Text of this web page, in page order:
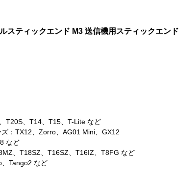
スティックエンド M3 送信機用スティックエンド
T20S、T14、T15、T-Lite など
：TX12、Zorro、AG01 Mini、GX12
など
、T18SZ、T16SZ、T16IZ、T8FG など
Tango2 など